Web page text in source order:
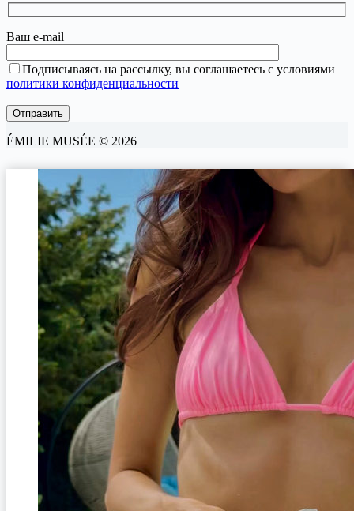
Ваш e-mail
Подписываясь на рассылку, вы соглашаетесь с условиями
политики конфиденциальности
ÉMILIE MUSÉE © 2026